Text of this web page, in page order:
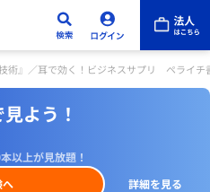
技術』／耳で効く！ビジネスサプリ ペライチ
よう！
以上が見放題！
へ
詳細を見る